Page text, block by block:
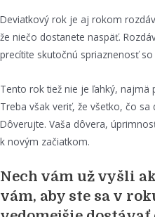
Deviatkový rok je aj rokom
že niečo dostanete naspäť.
precítite skutočnú spriaznenosť
Tento rok tiež nie je ľahký, najmä
Treba však veriť, že všetko, čo
Dôverujte. Vaša dôvera,
k novým začiatkom.
Nech vám už vyšli
vám, aby ste sa v